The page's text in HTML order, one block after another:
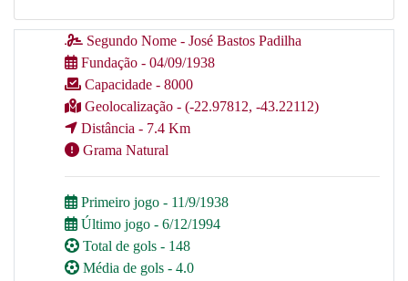
Segundo Nome - José Bastos Padilha
Fundação - 04/09/1938
Capacidade - 8000
Geolocalização - (-22.97812, -43.22112)
Distância - 7.4 Km
Grama Natural
Primeiro jogo - 11/9/1938
Último jogo - 6/12/1994
Total de gols - 148
Média de gols - 4.0